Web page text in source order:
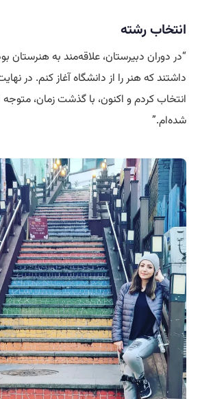
انتخاب رشته
“در دوران دبیرستان، علاقه‌مند به هنرستان
داشتند که هنر را از دانشگاه آغاز کنم. در
انتخاب کردم و اکنون، با گذشت زمان، متوجه
شده‌ام.”